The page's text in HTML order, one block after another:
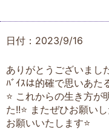
日付：2023/9/16
ありがとうございまし
ﾊﾞｲｽは的確で思いあた
⭐ これからの生き方が
た!!⭐ またぜひお願い
お願いいたします⭐